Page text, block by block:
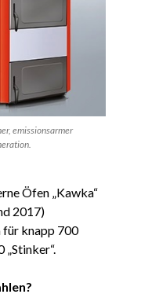
emissionsarmer
Öfen „Kawka“
2017)
für knapp 700